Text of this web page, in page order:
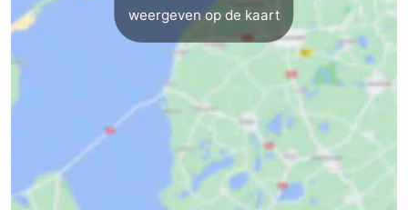
-
Speeltuinen
Minigolfbanen
Natuur
weergeven op de kaart